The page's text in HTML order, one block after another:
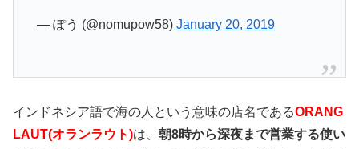
— ぽう (@nomupow58) January 20, 2019
インドネシア語で海の人という意味の店名であるORANG
LAUT(オランラウト)は、 朝8時から深夜まで営業する使い